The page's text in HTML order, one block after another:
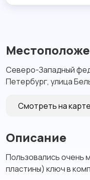
Северо-Западный
Петербург, улица
Смотреть на карте
Описание
Пользовались очень
пластины) ключ в